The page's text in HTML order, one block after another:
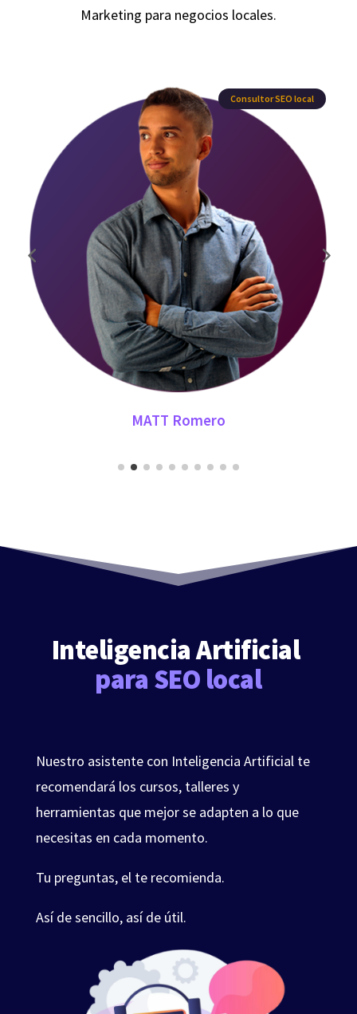
Marketing para negocios locales.
Consultor SEO local
MATT Romero
Inteligencia Artificial
para SEO local
Nuestro asistente con Inteligencia Artificial te
recomendará los cursos, talleres y
herramientas que mejor se adapten a lo que
necesitas en cada momento.
Tu preguntas, el te recomienda.
Así de sencillo, así de útil.